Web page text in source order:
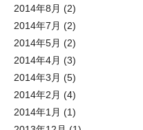
2014年8月 (2)
2014年7月 (2)
2014年5月 (2)
2014年4月 (3)
2014年3月 (5)
2014年2月 (4)
2014年1月 (1)